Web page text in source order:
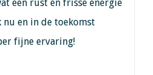
een rust en frisse energie
en in de toekomst
fijne ervaring!